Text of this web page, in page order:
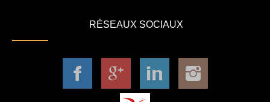
RÉSEAUX SOCIAUX